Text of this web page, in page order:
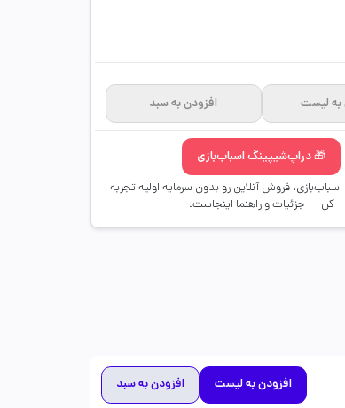
به لیست افزودن به سبد
🎁 دراپ‌شیپینگ اسباب‌بازی
فروش آنلاین رو بدون سرمایه اولیه تجربه
کن — جزئیات و راهنما اینجاست.
افزودن به لیست افزودن به سبد